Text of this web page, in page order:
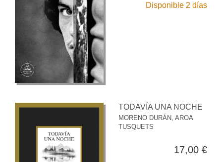
Disponible 2 días
TODAVÍA UNA NOCHE
MORENO DURÁN, AROA
TUSQUETS
17,00 €